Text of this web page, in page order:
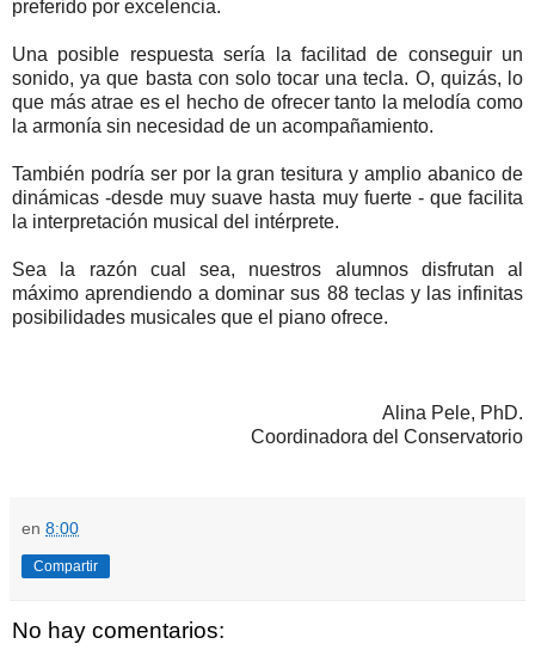
preferido por excelencia.
Una posible respuesta sería la facilitad de conseguir un
sonido, ya que basta con solo tocar una tecla. O, quizás, lo
que más atrae es el hecho de ofrecer tanto la melodía como
la armonía sin necesidad de un acompañamiento.
También podría ser por la gran tesitura y amplio abanico de
dinámicas -desde muy suave hasta muy fuerte - que facilita
la interpretación musical del intérprete.
Sea la razón cual sea, nuestros alumnos disfrutan al
máximo aprendiendo a dominar sus 88 teclas y las infinitas
posibilidades musicales que el piano ofrece.
Alina Pele, PhD.
Coordinadora del Conservatorio
en 8:00
Compartir
No hay comentarios: